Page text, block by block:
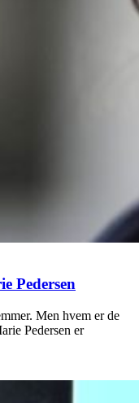
Pedersen
Men hvem er de
Pedersen er